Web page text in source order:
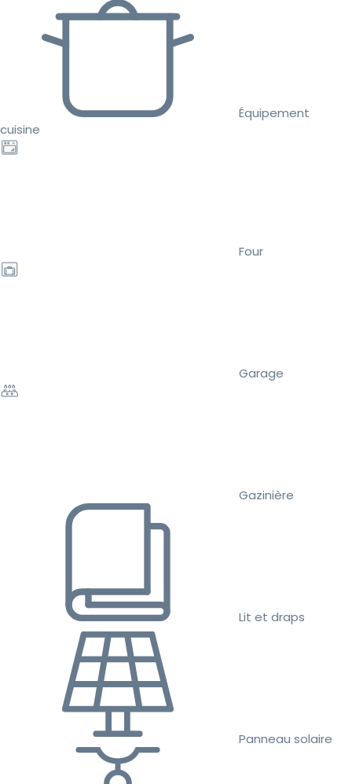
Équipement
cuisine
Four
Garage
Gazinière
Lit et draps
Panneau solaire